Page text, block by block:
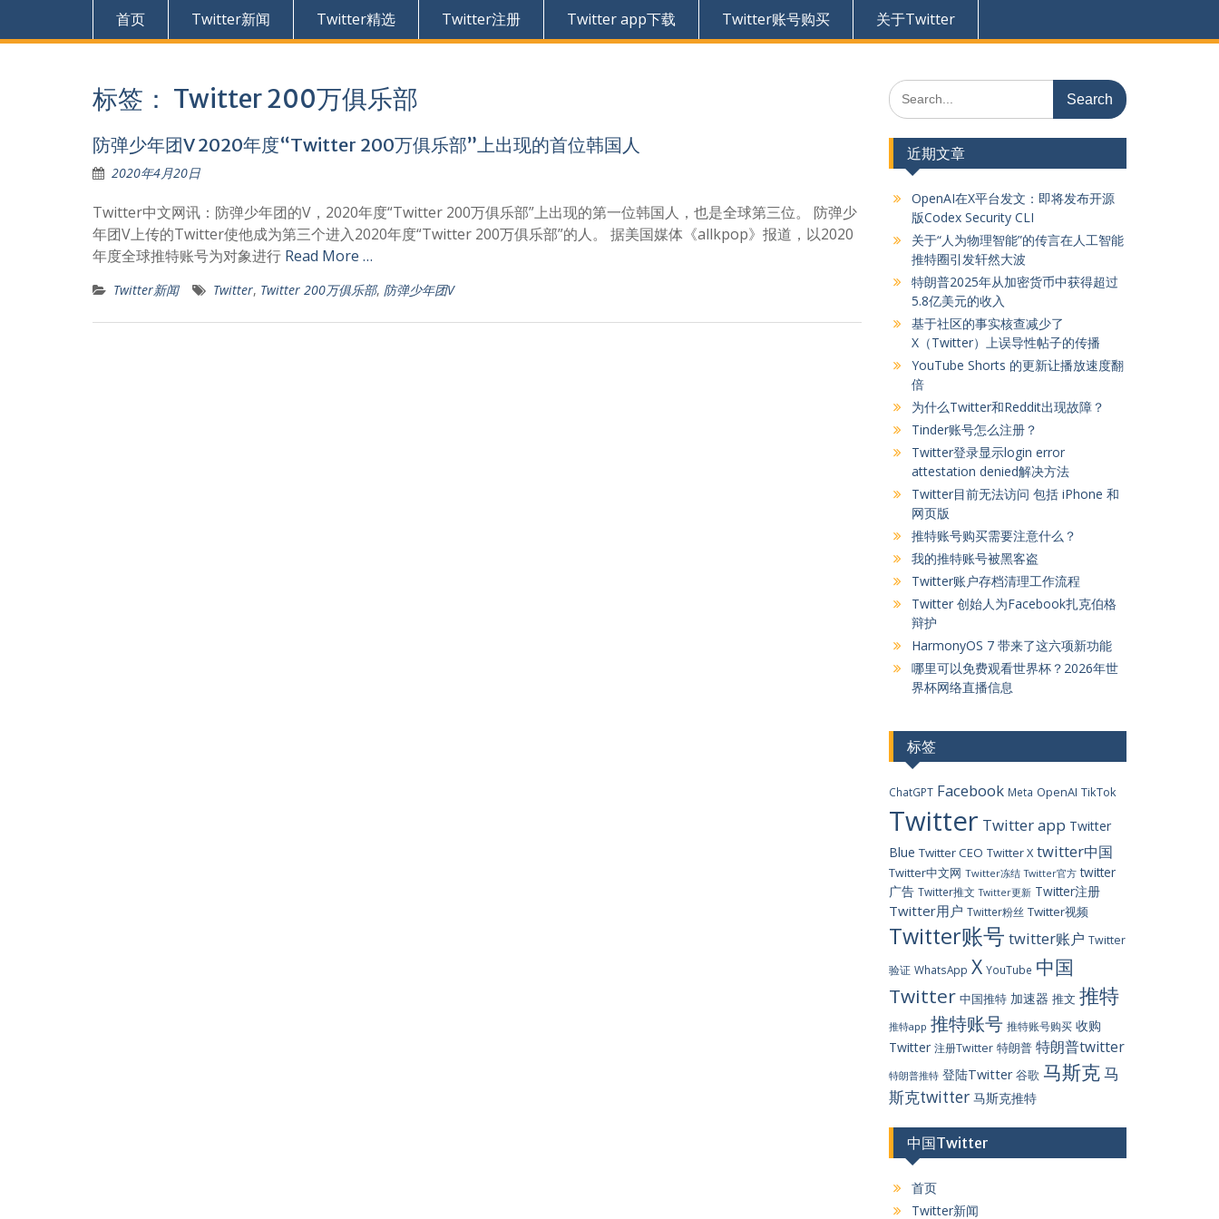
首页 Twitter新闻 Twitter精选 Twitter注册 Twitter app下载 Twitter账号购买 关于Twitter
标签： Twitter 200万俱乐部
防弹少年团V 2020年度“Twitter 200万俱乐部”上出现的首位韩国人
2020年4月20日
Twitter中文网讯：防弹少年团的V，2020年度“Twitter 200万俱乐部”上出现的第一位韩国人，也是全球第三位。 防弹少
年团V上传的Twitter使他成为第三个进入2020年度“Twitter 200万俱乐部”的人。 据美国媒体《allkpop》报道，以2020
年度全球推特账号为对象进行 Read More …
Twitter新闻 Twitter, Twitter 200万俱乐部, 防弹少年团V
Search
for:
近期文章
OpenAI在X平台发文：即将发布开源
版Codex Security CLI
关于“人为物理智能”的传言在人工智能
推特圈引发轩然大波
特朗普2025年从加密货币中获得超过
5.8亿美元的收入
基于社区的事实核查减少了
X（Twitter）上误导性帖子的传播
YouTube Shorts 的更新让播放速度翻
倍
为什么Twitter和Reddit出现故障？
Tinder账号怎么注册？
Twitter登录显示login error
attestation denied解决方法
Twitter目前无法访问 包括 iPhone 和
网页版
推特账号购买需要注意什么？
我的推特账号被黑客盗
Twitter账户存档清理工作流程
Twitter 创始人为Facebook扎克伯格
辩护
HarmonyOS 7 带来了这六项新功能
哪里可以免费观看世界杯？2026年世
界杯网络直播信息
标签
ChatGPT Facebook Meta OpenAI TikTok
Twitter Twitter app Twitter
Blue Twitter CEO Twitter X twitter中国
Twitter中文网 Twitter冻结 Twitter官方 twitter
广告 Twitter推文 Twitter更新 Twitter注册
Twitter用户 Twitter粉丝 Twitter视频
Twitter账号 twitter账户 Twitter
验证 WhatsApp X YouTube 中国
Twitter 中国推特 加速器 推文 推特
推特app 推特账号 推特账号购买 收购
Twitter 注册Twitter 特朗普 特朗普twitter
特朗普推特 登陆Twitter 谷歌 马斯克马
斯克twitter 马斯克推特
中国Twitter
首页
Twitter新闻